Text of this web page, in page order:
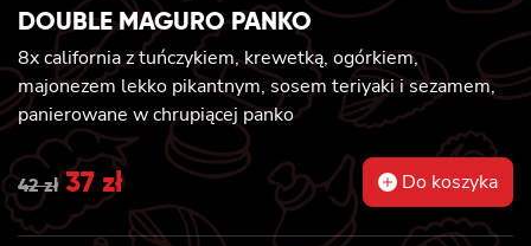
DOUBLE MAGURO PANKO
8x california z tuńczykiem, krewetką, ogórkiem,
majonezem lekko pikantnym, sosem teriyaki i sezamem,
panierowane w chrupiącej panko
42zł Original
price
37 złCurrent
price
Do koszyka